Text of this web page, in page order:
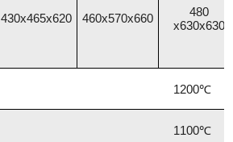
430x465x620 460x570x660
480
x630x630
1200℃
1100℃